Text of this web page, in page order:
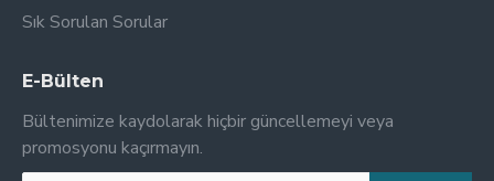
Sık Sorulan Sorular
E-Bülten
Bültenimize kaydolarak hiçbir güncellemeyi veya
promosyonu kaçırmayın.